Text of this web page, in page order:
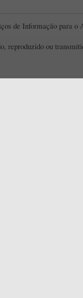
de Informação para o
reproduzido ou